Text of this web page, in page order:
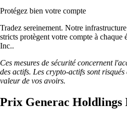
Protégez bien votre compte
Tradez sereinement. Notre
stricts protègent votre compte à chaque
Inc..
Ces mesures de sécurité concernent
des actifs. Les crypto-actifs sont
valeur de vos avoirs.
Prix Generac Holdlings